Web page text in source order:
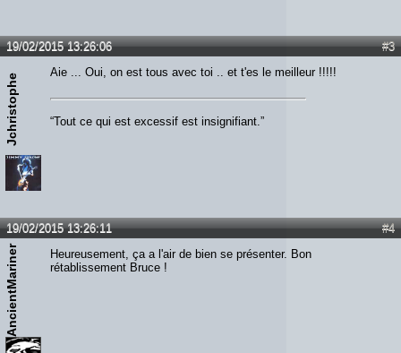
#3
19/02/2015 13:26:06
Jchristophe
Aie ... Oui, on est tous avec toi .. et t'es le meilleur !!!!!
“Tout ce qui est excessif est insignifiant.”
#4
19/02/2015 13:26:11
AncientMariner
Heureusement, ça a l'air de bien se présenter. Bon
rétablissement Bruce !